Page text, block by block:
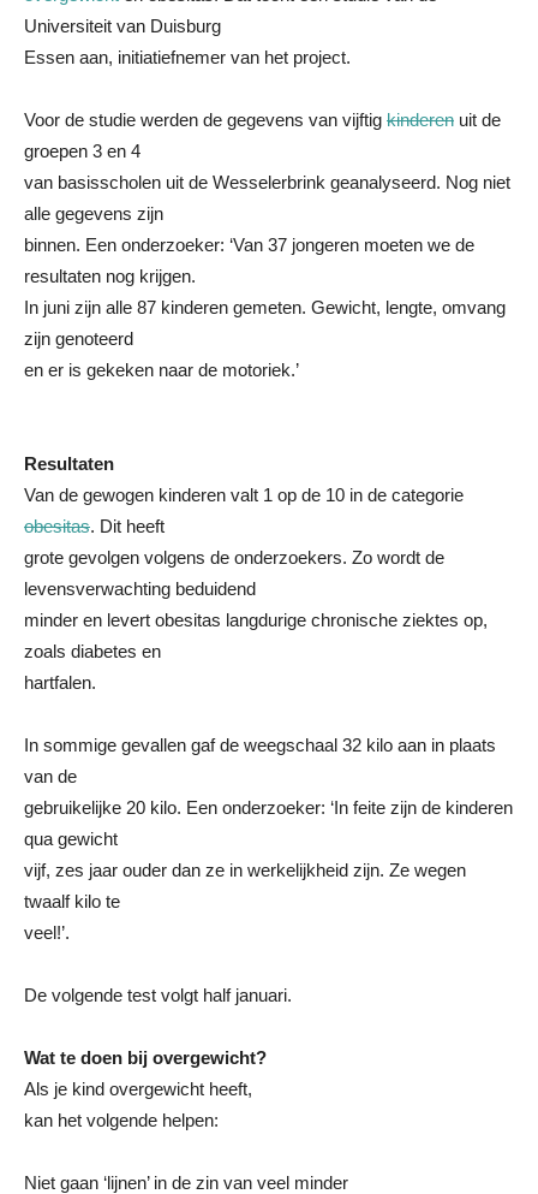
Universiteit van Duisburg
Essen aan, initiatiefnemer van het project.
Voor de studie werden de gegevens van vijftig kinderen uit de
groepen 3 en 4
van basisscholen uit de Wesselerbrink geanalyseerd. Nog niet
alle gegevens zijn
binnen. Een onderzoeker: ‘Van 37 jongeren moeten we de
resultaten nog krijgen.
In juni zijn alle 87 kinderen gemeten. Gewicht, lengte, omvang
zijn genoteerd
en er is gekeken naar de motoriek.’
Resultaten
Van de gewogen kinderen valt 1 op de 10 in de categorie
obesitas. Dit heeft
grote gevolgen volgens de onderzoekers. Zo wordt de
levensverwachting beduidend
minder en levert obesitas langdurige chronische ziektes op,
zoals diabetes en
hartfalen.
In sommige gevallen gaf de weegschaal 32 kilo aan in plaats
van de
gebruikelijke 20 kilo. Een onderzoeker: ‘In feite zijn de kinderen
qua gewicht
vijf, zes jaar ouder dan ze in werkelijkheid zijn. Ze wegen
twaalf kilo te
veel!’.
De volgende test volgt half januari.
Wat te doen bij overgewicht?
Als je kind overgewicht heeft,
kan het volgende helpen:
Niet gaan ‘lijnen’ in de zin van veel minder